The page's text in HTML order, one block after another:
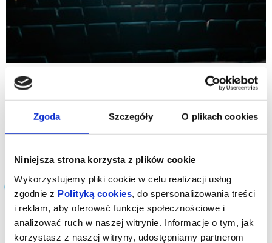
Zgoda Szczegóły O plikach cookies
Niniejsza strona korzysta z plików cookie
Wykorzystujemy pliki cookie w celu realizacji usług
zgodnie z Polityką cookies , do spersonalizowania treści
i reklam, aby oferować funkcje społecznościowe i
analizować ruch w naszej witrynie. Informacje o tym, jak
korzystasz z naszej witryny, udostępniamy partnerom
Kino Odra w Brzegu Dolnym
dojazd do obiektu
Wydarzenia odbywające się w
obiekcie
Sortowanie